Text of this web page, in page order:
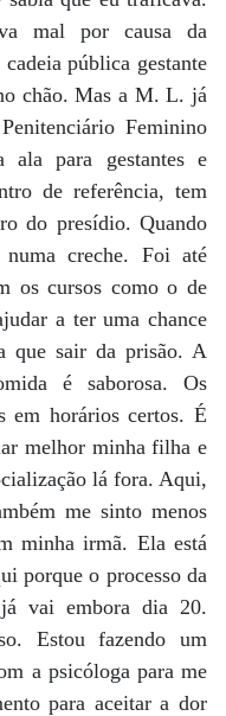
mal por causa da
pública gestante
chão. Mas a M. L. já
Feminino
ala para gestantes e
de referência, tem
do presídio. Quando
creche. Foi até
os cursos como o de
a ter uma chance
que sair da prisão. A
é saborosa. Os
em horários certos. É
melhor minha filha e
lá fora. Aqui,
me sinto menos
minha irmã. Ela está
porque o processo da
já vai embora dia 20.
Estou fazendo um
a psicóloga para me
para aceitar a dor